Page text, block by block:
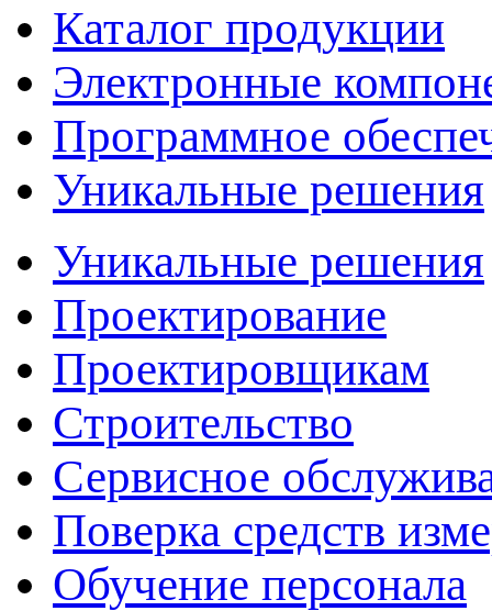
Каталог продукции
Электронные
Программное
Уникальные решения
Уникальные решения
Проектирование
Проектировщикам
Строительство
Сервисное
Поверка средств
Обучение персонала